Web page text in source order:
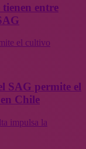
tienen entre
el cultivo
SAG permite el
Chile
impulsa la